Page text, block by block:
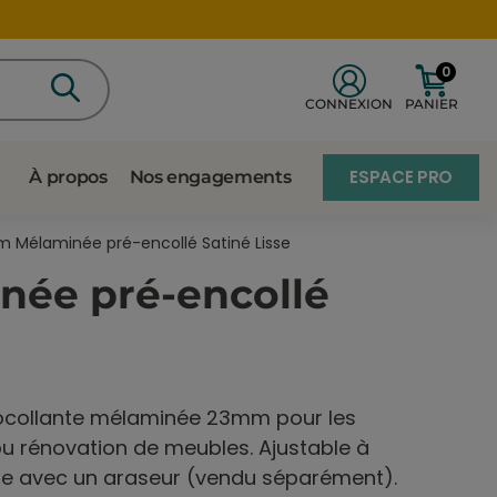
CONNEXION PANIER
0
À propos Nos engagements ESPACE PRO
Mélaminée pré-encollé Satiné Lisse
pré-encollé
mélaminée 23mm pour les
rénovation de meubles. Ajustable à
avec un araseur (vendu séparément).